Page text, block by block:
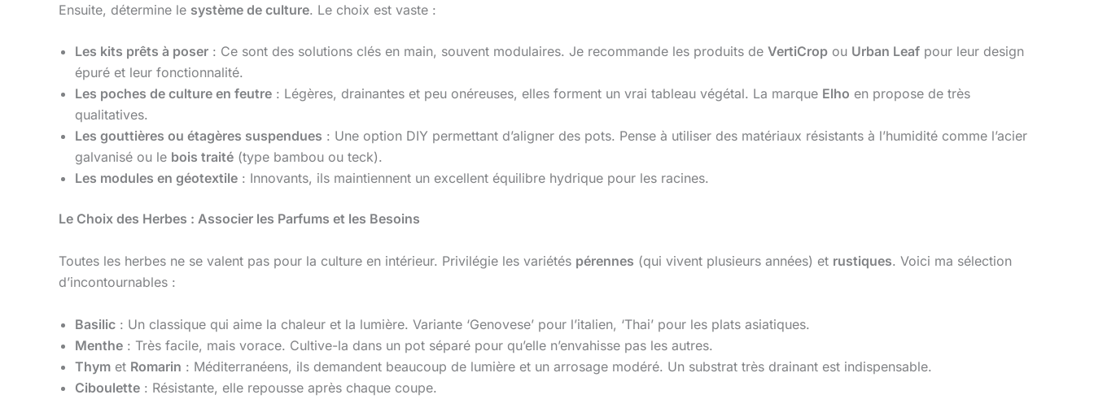
Ensuite, détermine le système de culture. Le choix est vaste :
Les kits prêts à poser : Ce sont des solutions clés en main, souvent modulaires. Je recommande les produits de VertiCrop ou Urban Leaf pour leur design
épuré et leur fonctionnalité.
Les poches de culture en feutre : Légères, drainantes et peu onéreuses, elles forment un vrai tableau végétal. La marque Elho en propose de très
qualitatives.
Les gouttières ou étagères suspendues : Une option DIY permettant d’aligner des pots. Pense à utiliser des matériaux résistants à l’humidité comme l’acier
galvanisé ou le bois traité (type bambou ou teck).
Les modules en géotextile : Innovants, ils maintiennent un excellent équilibre hydrique pour les racines.
Le Choix des Herbes : Associer les Parfums et les Besoins
Toutes les herbes ne se valent pas pour la culture en intérieur. Privilégie les variétés pérennes (qui vivent plusieurs années) et rustiques. Voici ma sélection
d’incontournables :
Basilic : Un classique qui aime la chaleur et la lumière. Variante ‘Genovese’ pour l’italien, ‘Thai’ pour les plats asiatiques.
Menthe : Très facile, mais vorace. Cultive-la dans un pot séparé pour qu’elle n’envahisse pas les autres.
Thym et Romarin : Méditerranéens, ils demandent beaucoup de lumière et un arrosage modéré. Un substrat très drainant est indispensable.
Ciboulette : Résistante, elle repousse après chaque coupe.